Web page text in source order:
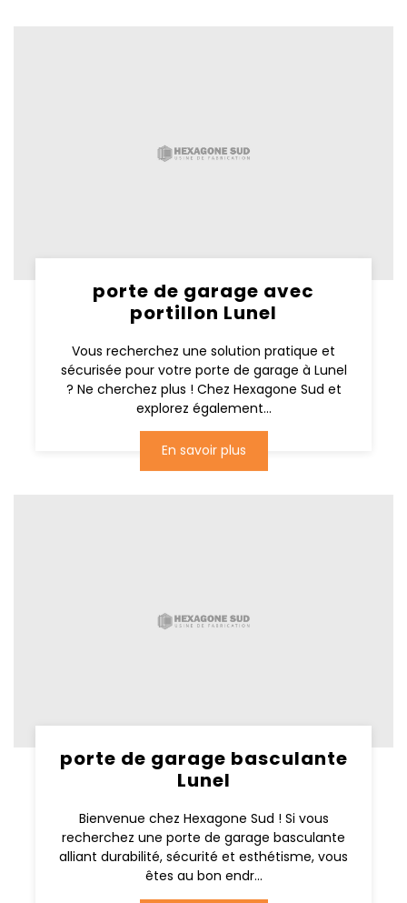
porte de garage avec
portillon Lunel
Vous recherchez une solution pratique et
sécurisée pour votre porte de garage à Lunel
? Ne cherchez plus ! Chez Hexagone Sud et
explorez également...
En savoir plus
porte de garage basculante
Lunel
Bienvenue chez Hexagone Sud ! Si vous
recherchez une porte de garage basculante
alliant durabilité, sécurité et esthétisme, vous
êtes au bon endr...